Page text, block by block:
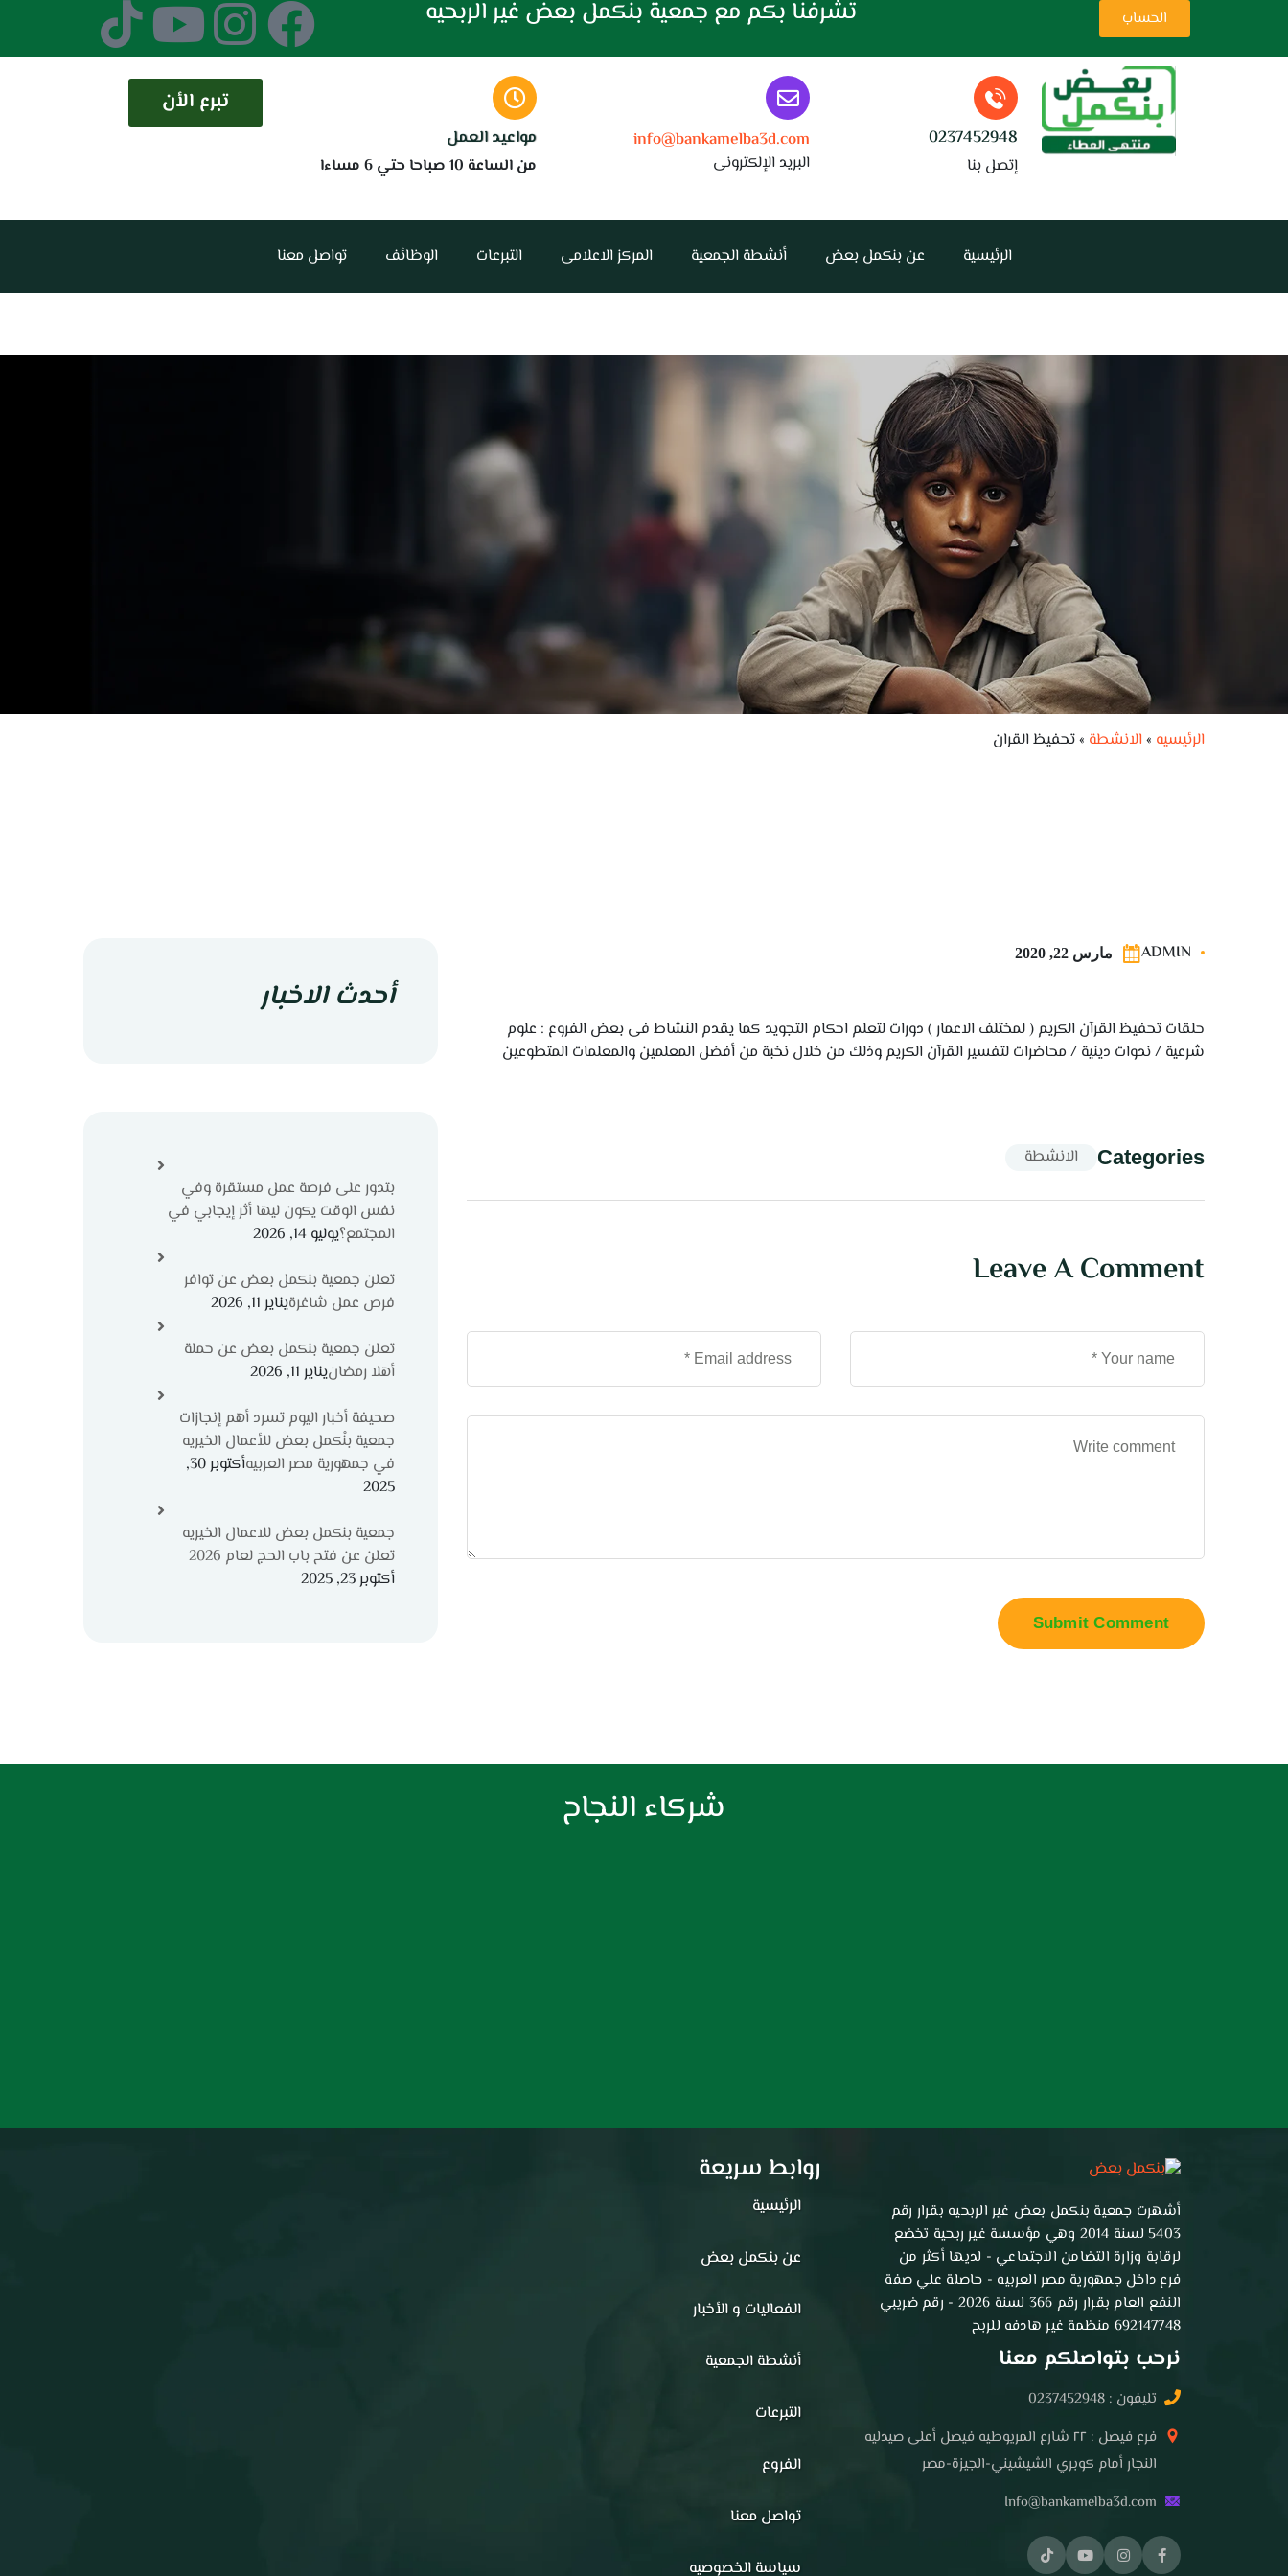
الحساب تشرفنا بكم مع جمعية بنكمل بعض غير الربحيه
0237452948
إتصل بنا
info@bankamelba3d.com
البريد الإلكترونى
مواعيد العمل
من الساعة 10 صباحا حتي 6 مساءا
تبرع الأن
الرئيسية عن بنكمل بعض أنشطة الجمعية المركز الاعلامى التبرعات الوظائف تواصل معنا
الرئيسيه »الانشطة »تحفيظ القران
ADMIN مارس 22, 2020
حلقات تحفيظ القرآن الكريم ( لمختلف الاعمار ) دورات لتعلم احكام التجويد كما يقدم النشاط فى بعض الفروع : علوم
شرعية / ندوات دينية / محاضرات لتفسير القرآن الكريم وذلك من خلال نخبة من أفضل المعلمين والمعلمات المتطوعين
Categories الانشطة
Leave A Comment
Submit Comment
أحدث الاخبار
بتدور على فرصة عمل مستقرة وفي
نفس الوقت يكون ليها أثر إيجابي في
المجتمع؟يوليو 14, 2026
تعلن جمعية بنكمل بعض عن توافر
فرص عمل شاغرةيناير 11, 2026
تعلن جمعية بنكمل بعض عن حملة
أهلا رمضانيناير 11, 2026
صحيفة أخبار اليوم تسرد أهم إنجازات
جمعية بنْكمل بعض للأعمال الخيريه
في جمهورية مصر العربيه
أكتوبر 30,
2025
جمعية بنكمل بعض للاعمال الخيريه
تعلن عن فتح باب الحج لعام 2026
أكتوبر 23, 2025
شركاء النجاح
أشهرت جمعية بنكمل بعض غير الربحيه بقرار رقم
5403 لسنة 2014 وهي مؤسسة غير ربحية تخضع
لرقابة وزارة التضامن الاجتماعي - لديها أكثر من
فرع داخل جمهورية مصر العربيه - حاصلة علي صفة
النفع العام بقرار رقم 366 لسنة 2026 - رقم ضريبي
692147748 منظمة غير هادفه للربح
نرحب بتواصلكم معنا
تليفون : 0237452948
فرع فيصل : ٢٢ شارع المريوطيه فيصل أعلى صيدليه
النجار أمام كوبري الشيشيني-الجيزة-مصر
Info@bankamelba3d.com
روابط سريعة
الرئيسية
عن بنكمل بعض
الفعاليات و الأخبار
أنشطة الجمعية
التبرعات
الفروع
تواصل معنا
سياسة الخصوصيه